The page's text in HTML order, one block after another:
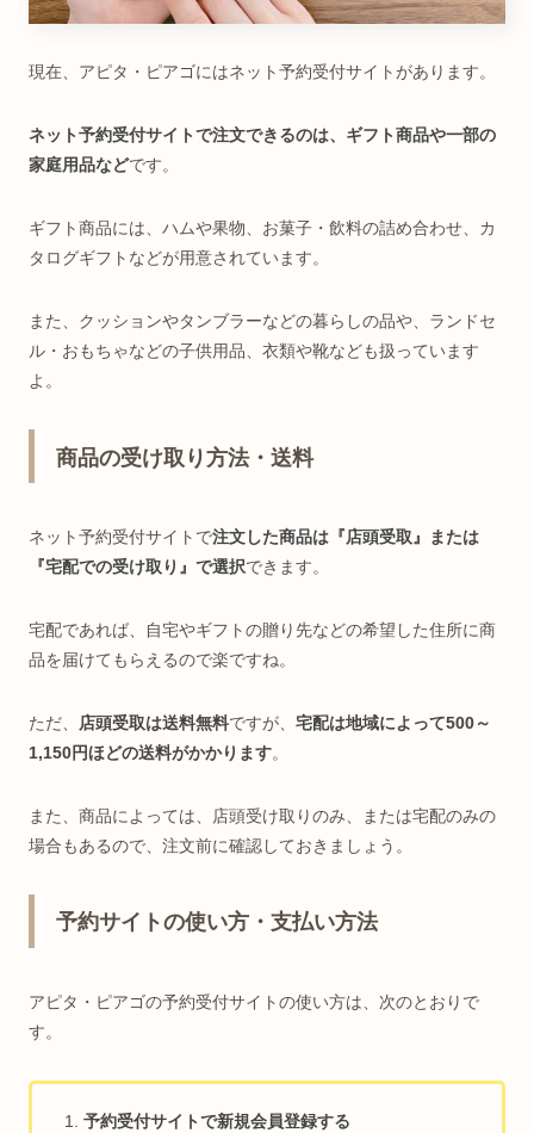
現在、アピタ・ピアゴにはネット予約受付サイトがあります。
ネット予約受付サイトで注文できるのは、ギフト商品や一部の
家庭用品などです。
ギフト商品には、ハムや果物、お菓子・飲料の詰め合わせ、カ
タログギフトなどが用意されています。
また、クッションやタンブラーなどの暮らしの品や、ランドセ
ル・おもちゃなどの子供用品、衣類や靴なども扱っています
よ。
商品の受け取り方法・送料
ネット予約受付サイトで注文した商品は『店頭受取』または
『宅配での受け取り』で選択できます。
宅配であれば、自宅やギフトの贈り先などの希望した住所に商
品を届けてもらえるので楽ですね。
ただ、 店頭受取は送料無料ですが、 宅配は地域によって500～
1,150円ほどの送料がかかります。
また、商品によっては、店頭受け取りのみ、または宅配のみの
場合もあるので、注文前に確認しておきましょう。
予約サイトの使い方・支払い方法
アピタ・ピアゴの予約受付サイトの使い方は、次のとおりで
す。
予約受付サイトで新規会員登録する